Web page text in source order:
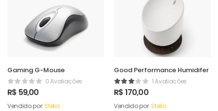
Gaming G-Mouse
0 Avaliações
R$ 59,00
Vendido por:Stelio
Good Performance Humidifer
1 Avaliações
R$170,00
Vendido por:Stelio